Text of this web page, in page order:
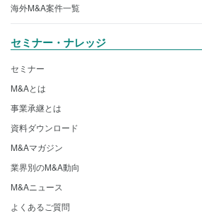
海外M&A案件一覧
セミナー・ナレッジ
セミナー
M&Aとは
事業承継とは
資料ダウンロード
M&Aマガジン
業界別のM&A動向
M&Aニュース
よくあるご質問